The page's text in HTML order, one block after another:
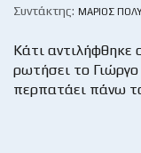
Συντάκτης: ΜΆΡΙΟΣ
Κάτι αντιλήφθηκε
ρωτήσει το
περπατάει πάνω